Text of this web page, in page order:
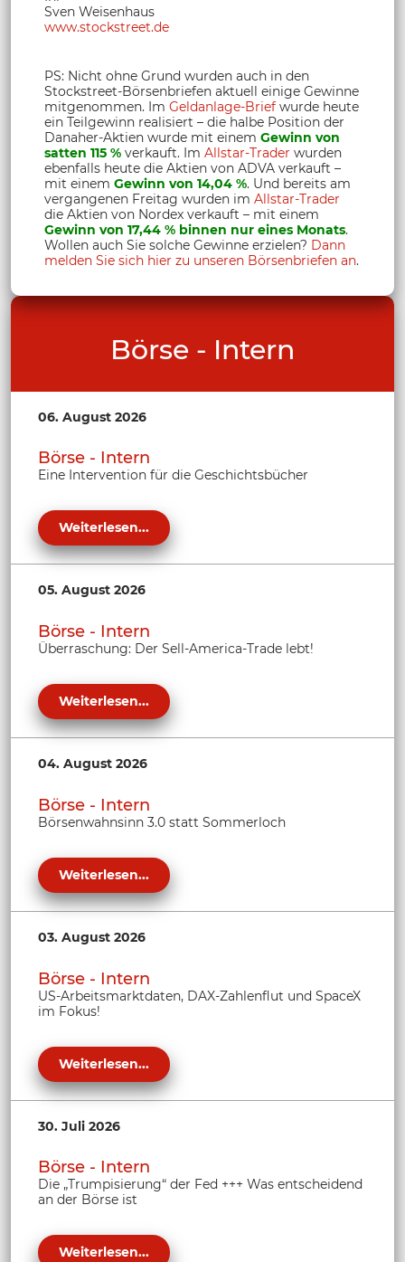
Sven Weisenhaus
www.stockstreet.de
PS: Nicht ohne Grund wurden auch in den
Stockstreet-Börsenbriefen aktuell einige Gewinne
mitgenommen. Im Geldanlage-Brief wurde heute
ein Teilgewinn realisiert – die halbe Position der
Danaher-Aktien wurde mit einem Gewinn von
satten 115 % verkauft. Im Allstar-Trader wurden
ebenfalls heute die Aktien von ADVA verkauft –
mit einem Gewinn von 14,04 %. Und bereits am
vergangenen Freitag wurden im Allstar-Trader
die Aktien von Nordex verkauft – mit einem
Gewinn von 17,44 % binnen nur eines Monats.
Wollen auch Sie solche Gewinne erzielen? Dann
melden Sie sich hier zu unseren Börsenbriefen an.
Börse - Intern
06. August 2026
Börse - Intern
Eine Intervention für die Geschichtsbücher
Weiterlesen...
05. August 2026
Börse - Intern
Überraschung: Der Sell-America-Trade lebt!
Weiterlesen...
04. August 2026
Börse - Intern
Börsenwahnsinn 3.0 statt Sommerloch
Weiterlesen...
03. August 2026
Börse - Intern
US-Arbeitsmarktdaten, DAX-Zahlenflut und SpaceX
im Fokus!
Weiterlesen...
30. Juli 2026
Börse - Intern
Die „Trumpisierung“ der Fed +++ Was entscheidend
an der Börse ist
Weiterlesen...